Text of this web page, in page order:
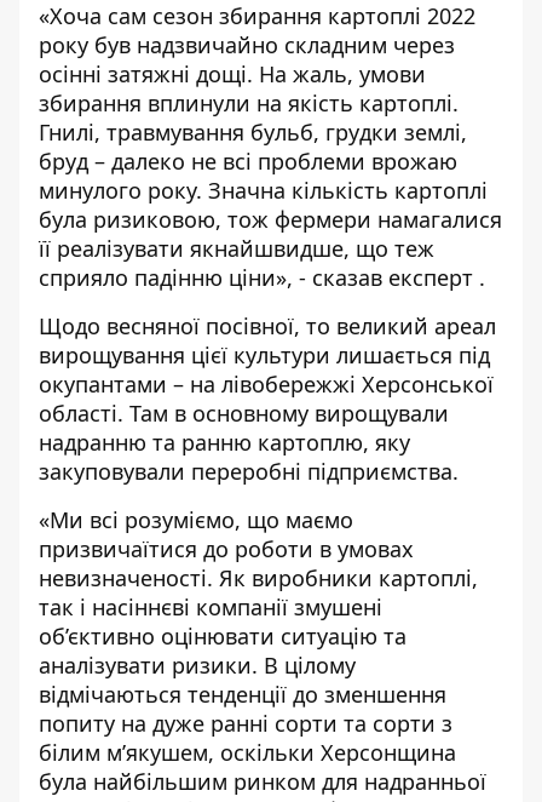
«Хоча сам сезон збирання картоплі 2022
року був надзвичайно складним через
осінні затяжні дощі. На жаль, умови
збирання вплинули на якість картоплі.
Гнилі, травмування бульб, грудки землі,
бруд – далеко не всі проблеми врожаю
минулого року. Значна кількість картоплі
була ризиковою, тож фермери намагалися
її реалізувати якнайшвидше, що теж
сприяло падінню ціни», - сказав експерт .
Щодо весняної посівної, то великий ареал
вирощування цієї культури лишається під
окупантами – на лівобережжі Херсонської
області. Там в основному вирощували
надранню та ранню картоплю, яку
закуповували переробні підприємства.
«Ми всі розуміємо, що маємо
призвичаїтися до роботи в умовах
невизначеності. Як виробники картоплі,
так і насіннєві компанії змушені
об’єктивно оцінювати ситуацію та
аналізувати ризики. В цілому
відмічаються тенденції до зменшення
попиту на дуже ранні сорти та сорти з
білим м’якушем, оскільки Херсонщина
була найбільшим ринком для надранньої